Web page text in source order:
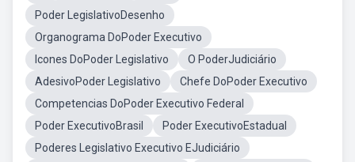
Poder LegislativoDesenho
Organograma DoPoder Executivo
Icones DoPoder Legislativo
O PoderJudiciário
AdesivoPoder Legislativo
Chefe DoPoder Executivo
Competencias DoPoder Executivo Federal
Poder ExecutivoBrasil
Poder ExecutivoEstadual
Poderes Legislativo Executivo EJudiciário